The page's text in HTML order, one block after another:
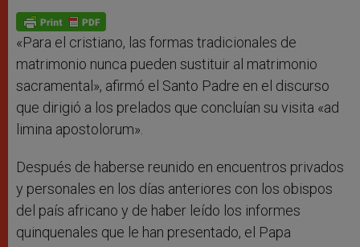
p
p
g
e
r
o
k
«Para el cristiano, las formas tradicionales de
matrimonio nunca pueden sustituir al matrimonio
sacramental», afirmó el Santo Padre en el discurso
que dirigió a los prelados que concluían su visita «ad
limina apostolorum».
Después de haberse reunido en encuentros privados
y personales en los días anteriores con los obispos
del país africano y de haber leído los informes
quinquenales que le han presentado, el Papa